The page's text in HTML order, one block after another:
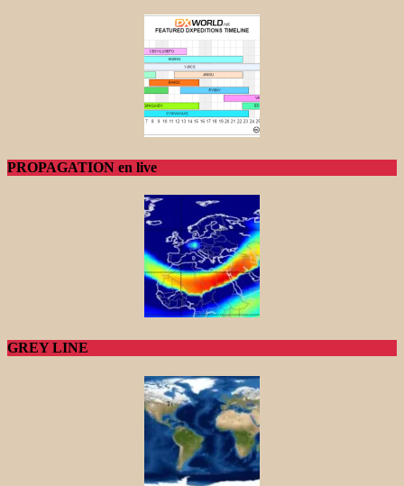
PROPAGATION en live
GREY LINE